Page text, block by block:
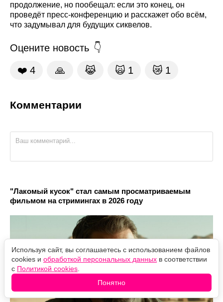
продолжение, но пообещал: если это конец, он
проведёт пресс-конференцию и расскажет обо всём,
что задумывал для будущих сиквелов.
Оцените новость
❤️ 4 🙏 😹 🙀 1 😿 1
Комментарии
"Лакомый кусок" стал самым просматриваемым
фильмом на стримингах в 2026 году
Используя сайт, вы соглашаетесь с использованием файлов
cookies и обработкой персональных данных в соответствии
с Политикой cookies
Понятно